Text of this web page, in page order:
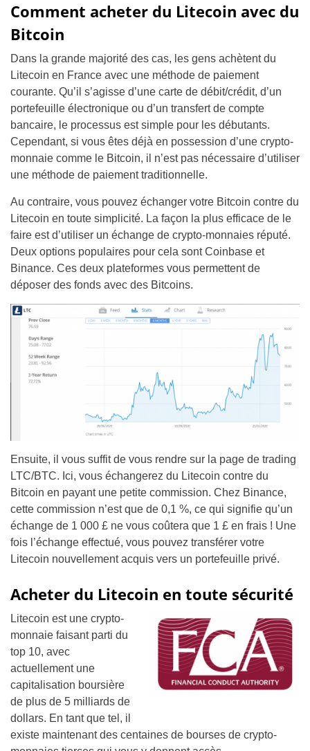
Comment acheter du Litecoin avec du
Bitcoin
Dans la grande majorité des cas, les gens achètent du
Litecoin en France avec une méthode de paiement
courante. Qu’il s’agisse d’une carte de débit/crédit, d’un
portefeuille électronique ou d’un transfert de compte
bancaire, le processus est simple pour les débutants.
Cependant, si vous êtes déjà en possession d’une crypto-
monnaie comme le Bitcoin, il n’est pas nécessaire d’utiliser
une méthode de paiement traditionnelle.
Au contraire, vous pouvez échanger votre Bitcoin contre du
Litecoin en toute simplicité. La façon la plus efficace de le
faire est d’utiliser un échange de crypto-monnaies réputé.
Deux options populaires pour cela sont Coinbase et
Binance. Ces deux plateformes vous permettent de
déposer des fonds avec des Bitcoins.
Ensuite, il vous suffit de vous rendre sur la page de trading
LTC/BTC. Ici, vous échangerez du Litecoin contre du
Bitcoin en payant une petite commission. Chez Binance,
cette commission n’est que de 0,1 %, ce qui signifie qu’un
échange de 1 000 £ ne vous coûtera que 1 £ en frais ! Une
fois l’échange effectué, vous pouvez transférer votre
Litecoin nouvellement acquis vers un portefeuille privé.
Acheter du Litecoin en toute sécurité
Litecoin est une crypto-
monnaie faisant parti du
top 10, avec
actuellement une
capitalisation boursière
de plus de 5 milliards de
dollars. En tant que tel, il
existe maintenant des centaines de bourses de crypto-